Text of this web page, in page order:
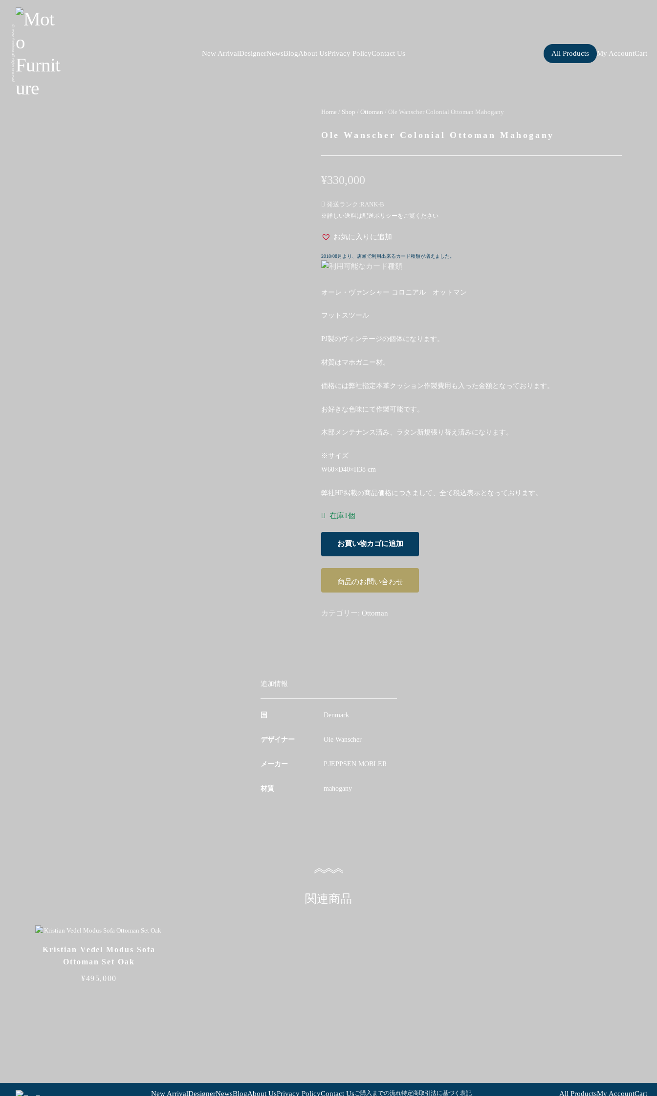
© moto furniture all rights reserved. New ArrivalDesignerNewsBlog About UsPrivacy PolicyContact Us All Products My AccountCart
Home / Shop / Ottoman / Ole Wanscher Colonial Ottoman Mahogany
Ole Wanscher Colonial Ottoman Mahogany
¥330,000
発送ランク: RANK-B
※詳しい送料は配送ポリシーをご覧ください
お気に入りに追加
2018/08月より、店頭で利用出来るカード種類が増えました。
オーレ・ヴァンシャー コロニアル オットマン
フットスツール
PJ製のヴィンテージの個体になります。
材質はマホガニー材。
価格には弊社指定本革クッション作製費用も入った金額となっております。
お好きな色味にて作製可能です。
木部メンテナンス済み、ラタン新規張り替え済みになります。
※サイズ
W60×D40×H38 cm
弊社HP掲載の商品価格につきまして、全て税込表示となっております。
在庫1個
Wanscher
Mahogany
お買い物カゴに追加
商品のお問い合わせ
カテゴリー: Ottoman
追加情報
国 Denmark
デザイナー Ole Wanscher
メーカー P.JEPPSEN MOBLER
材質 mahogany
関連商品
Kristian Vedel Modus Sofa
Ottoman Set Oak
¥495,000
New ArrivalDesignerNewsBlogAbout UsPrivacy PolicyContact Usご購入までの流れ特定商取引法に基づく表記 All ProductsMy AccountCart